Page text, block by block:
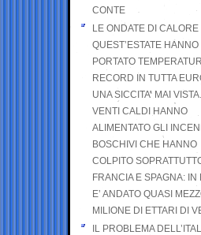
CONTE
LE ONDATE DI CALORE
QUEST’ESTATE HANNO
PORTATO
RECORD IN TUTTA
UNA SICCITA’ MAI VISTA. I
VENTI CALDI HANNO
ALIMENTATO GLI
BOSCHIVI CHE HANNO
COLPITO
FRANCIA E SPAGNA: IN
E’ ANDATO QUASI
MILIONE DI ETTARI DI
IL PROBLEMA